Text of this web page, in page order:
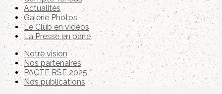
Actualités
Galérie Photos
Le Club en vidéos
La Presse en parle
Notre vision
Nos partenaires
PACTE RSE 2025
Nos publications